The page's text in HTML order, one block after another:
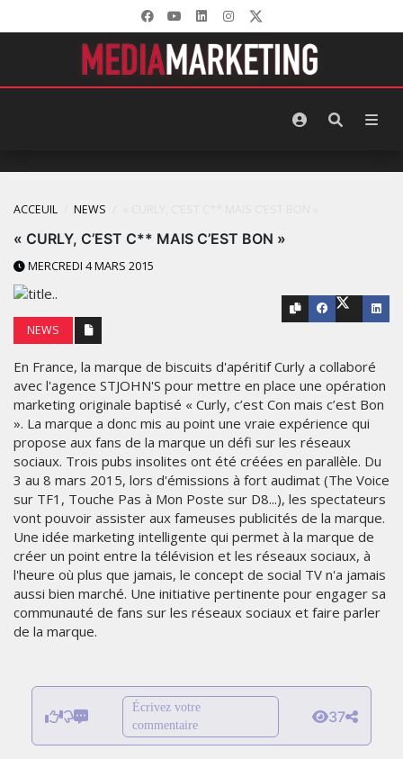
ACCEUIL NEWS
« CURLY, C’EST C** MAIS C’EST BON »
MERCREDI 4 MARS 2015
NEWS
En France, la marque de biscuits d'apéritif Curly a collaboré
avec l'agence STJOHN'S pour mettre en place une opération
marketing originale baptisé « Curly, c’est Con mais c’est Bon
». La marque a donc mis au point une vraie expérience qui
propose aux fans de la marque un défi sur les réseaux
sociaux. Trois pubs insolites ont été créées en parallèle. Du
3 au 8 mars 2015, lors d'émissions à fort audimat (The Voice
sur TF1, Touche Pas à Mon Poste sur D8...), les spectateurs
vont pouvoir assister aux fameuses publicités de la marque.
Une idée marketing intelligente qui permet à la marque de
créer un point entre la télévision et les réseaux sociaux, à
l'heure où plus que jamais, le concept de social TV n'a jamais
aussi bien marché. Une initiative pertinente pour engager sa
communauté de fans sur les réseaux sociaux et faire parler
de la marque.
Écrivez votre
commentaire
37